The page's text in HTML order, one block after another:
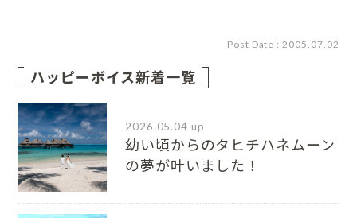
Post Date : 2005.07.02
ハッピーボイス新着一覧
2026.05.04 up
幼い頃からのタヒチハネムーン
の夢が叶いました！